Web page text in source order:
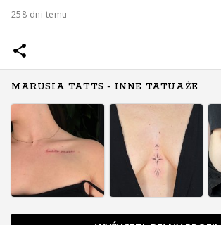
258 dni temu
MARUSIA TATTS - INNE TATUAŻE